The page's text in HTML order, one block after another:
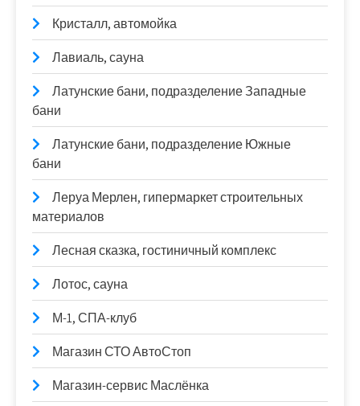
Кристалл, автомойка
Лавиаль, сауна
Латунские бани, подразделение Западные
бани
Латунские бани, подразделение Южные
бани
Леруа Мерлен, гипермаркет строительных
материалов
Лесная сказка, гостиничный комплекс
Лотос, сауна
М-1, СПА-клуб
Магазин СТО АвтоСтоп
Магазин-сервис Маслёнка